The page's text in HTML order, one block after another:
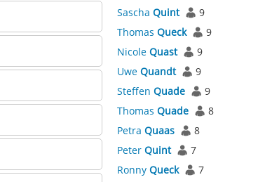
Sascha Quint
9
Thomas Queck
9
Nicole Quast
9
Uwe Quandt
9
Steffen Quade
9
Thomas Quade
8
Petra Quaas
8
Peter Quint
7
Ronny Queck
7